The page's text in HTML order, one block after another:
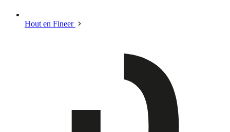
Hout en Fineer